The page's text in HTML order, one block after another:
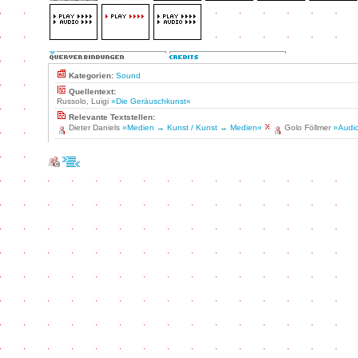
Kategorien: Sound
Quellentext:
Russolo, Luigi »Die Geräuschkunst«
Relevante Textstellen:
Dieter Daniels »Medien → Kunst / Kunst → Medien« Golo Föllmer